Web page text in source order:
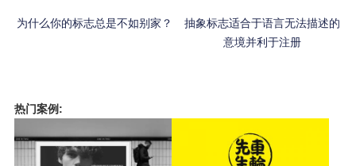
为什么你的标志总是不如别家？
抽象标志适合于语言无法描述的
意境并利于注册
热门案例: